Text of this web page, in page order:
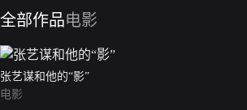
全部作品电影
张艺谋和他的“影”
电影